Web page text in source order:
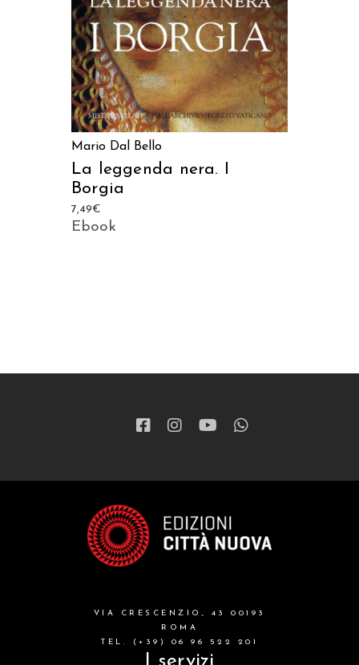
Mario Dal Bello
La leggenda nera. I
Borgia
7,49€
Ebook
VIA CRESCENZIO, 43 00193
ROMA
TEL. (+39) 06 96 522 201